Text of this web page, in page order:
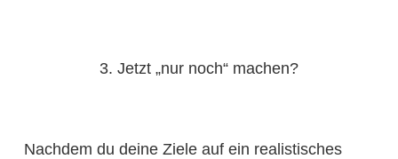
3. Jetzt „nur noch“ machen?
Nachdem du deine Ziele auf ein realistisches